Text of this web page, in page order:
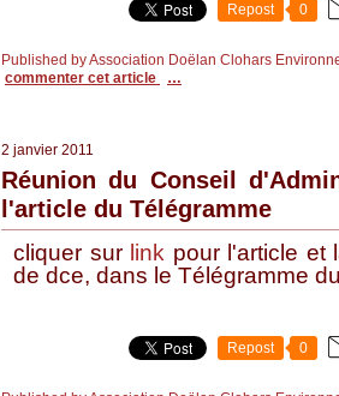
Repost 0
Published by Association Doëlan Clohars
commenter cet article
…
2 janvier 2011
Réunion du Conseil
l'article du Télégramme
cliquer sur link pour l'article et
de dce, dans le Télégramme
Repost 0